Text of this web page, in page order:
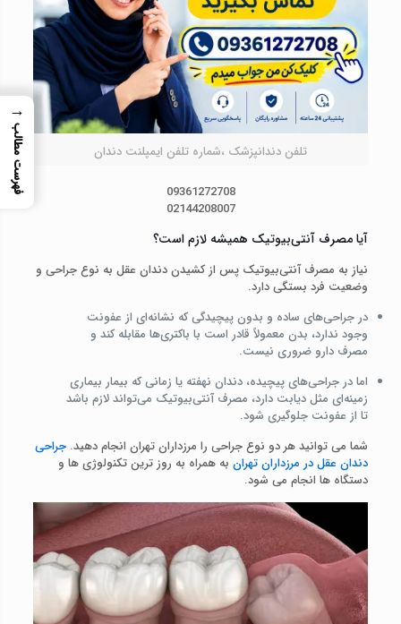
تلفن دندانپزشک ،شماره تلفن ایمپلنت دندان
09361272708
02144208007
آیا مصرف آنتی‌بیوتیک همیشه لازم است؟
نیاز به مصرف آنتی‌بیوتیک پس از کشیدن دندان عقل به نوع جراحی و
وضعیت فرد بستگی دارد.
در جراحی‌های ساده و بدون پیچیدگی که نشانه‌ای از عفونت
وجود ندارد، بدن معمولاً قادر است با باکتری‌ها مقابله کند و
مصرف دارو ضروری نیست.
اما در جراحی‌های پیچیده، دندان نهفته یا زمانی که بیمار بیماری
زمینه‌ای مثل دیابت دارد، مصرف آنتی‌بیوتیک می‌تواند لازم باشد
تا از عفونت جلوگیری شود.
شما می توانید هر دو نوع جراحی را مرزداران تهران انجام دهید. جراحی
دندان عقل در مرزداران تهرانبه همراه به روز ترین تکنولوژی ها و
دستگاه ها انجام می شود.
→
فهرست مطالب